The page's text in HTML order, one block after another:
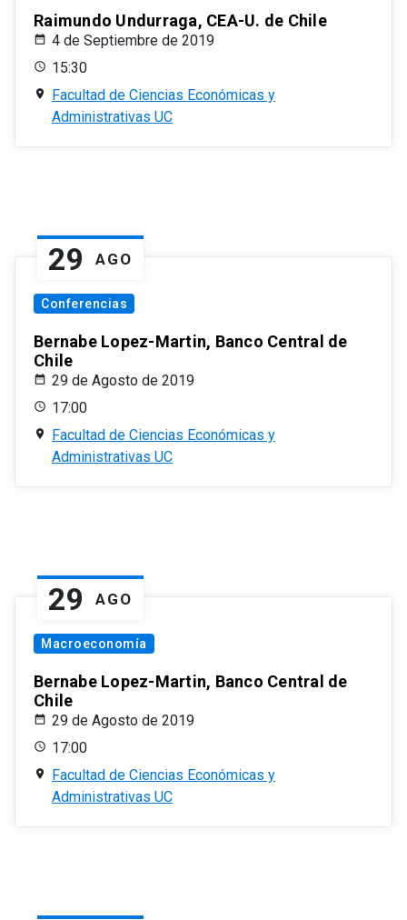
Raimundo Undurraga, CEA-U. de Chile
4 de Septiembre de 2019
15:30
Facultad de Ciencias Económicas y
Administrativas UC
29 AGO
Conferencias
Bernabe Lopez-Martin, Banco Central de
Chile
29 de Agosto de 2019
17:00
Facultad de Ciencias Económicas y
Administrativas UC
29 AGO
Macroeconomía
Bernabe Lopez-Martin, Banco Central de
Chile
29 de Agosto de 2019
17:00
Facultad de Ciencias Económicas y
Administrativas UC